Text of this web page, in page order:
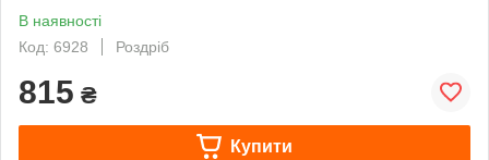
В наявності
Код: 6928
Роздріб
815 ₴
Купити